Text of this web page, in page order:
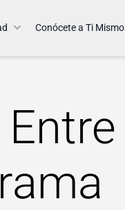
Conócete a Ti Mismo